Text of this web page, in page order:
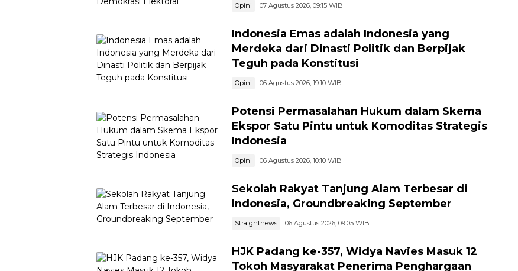
Opini 07 Agustus 2026, 09:15 WIB
Indonesia Emas adalah Indonesia yang
Merdeka dari Dinasti Politik dan Berpijak
Teguh pada Konstitusi
Opini 06 Agustus 2026, 19:10 WIB
Potensi Permasalahan Hukum dalam Skema
Ekspor Satu Pintu untuk Komoditas Strategis
Indonesia
Opini 06 Agustus 2026, 10:10 WIB
Sekolah Rakyat Tanjung Alam Terbesar di
Indonesia, Groundbreaking September
Straightnews 06 Agustus 2026, 09:05 WIB
HJK Padang ke-357, Widya Navies Masuk 12
Tokoh Masyarakat Penerima Penghargaan